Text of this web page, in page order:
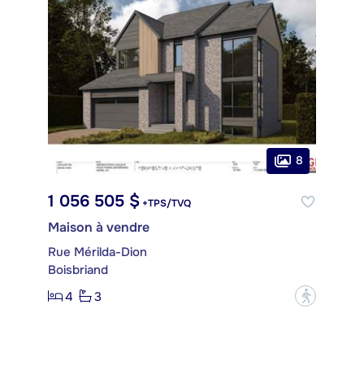
8
1 056 505 $ +TPS/TVQ
Maison à vendre
Rue Mérilda-Dion
Boisbriand
4
3 ?